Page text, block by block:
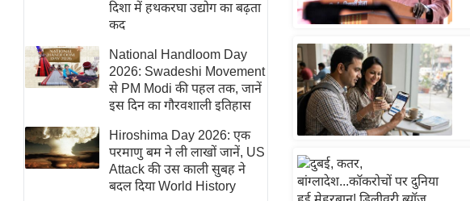
मिसाल बेमिसाल
शख्सियत
यंग इंडिया
साहित्य जगत
ऑटो वर्ल्ड
न्यूज ब्रीफ
दिशा में हथकरघा उद्योग का बढ़ता
कद
National Handloom Day
2026: Swadeshi Movement
से PM Modi की पहल तक, जानें
इस दिन का गौरवशाली इतिहास
Hiroshima Day 2026: एक
परमाणु बम ने ली लाखों जानें, US
Attack की उस काली सुबह ने
बदल दिया World History